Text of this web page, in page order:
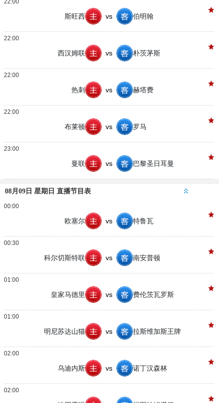
22:00
斯旺西 vs 伯明翰
22:00
西汉姆联 vs 朴茨茅斯
22:00
热刺 vs 赫塔费
22:00
布莱顿 vs 罗马
23:00
曼联 vs 巴黎圣日耳曼
08月09日 星期日 直播节目表
00:00
欧塞尔 vs 特鲁瓦
00:30
科尔切斯特联 vs 南安普顿
01:00
皇家马德里 vs 费伦茨瓦罗斯
01:00
明尼苏达山猫 vs 拉斯维加斯王牌
02:00
乌迪内斯 vs 诺丁汉森林
02:00